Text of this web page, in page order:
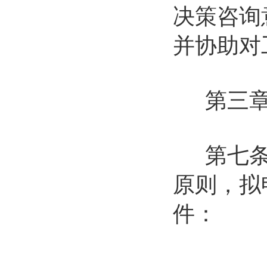
决策咨
并协助
第三章
第七条
原则，
件：